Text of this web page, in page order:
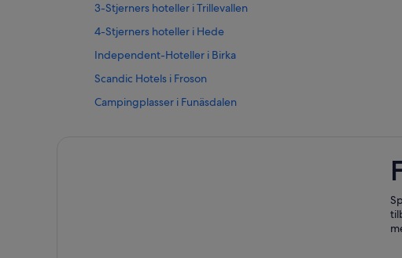
3-Stjerners hoteller i Trillevallen
4-Stjerners hoteller i Hede
Independent-Hoteller i Birka
Scandic Hotels i Froson
Campingplasser i Funäsdalen